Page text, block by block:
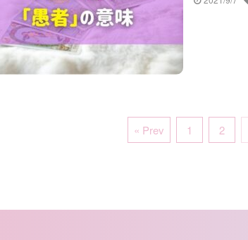
« Prev 1 2